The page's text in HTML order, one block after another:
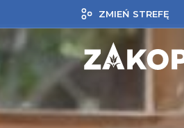
ZMIEŃ STREFĘ